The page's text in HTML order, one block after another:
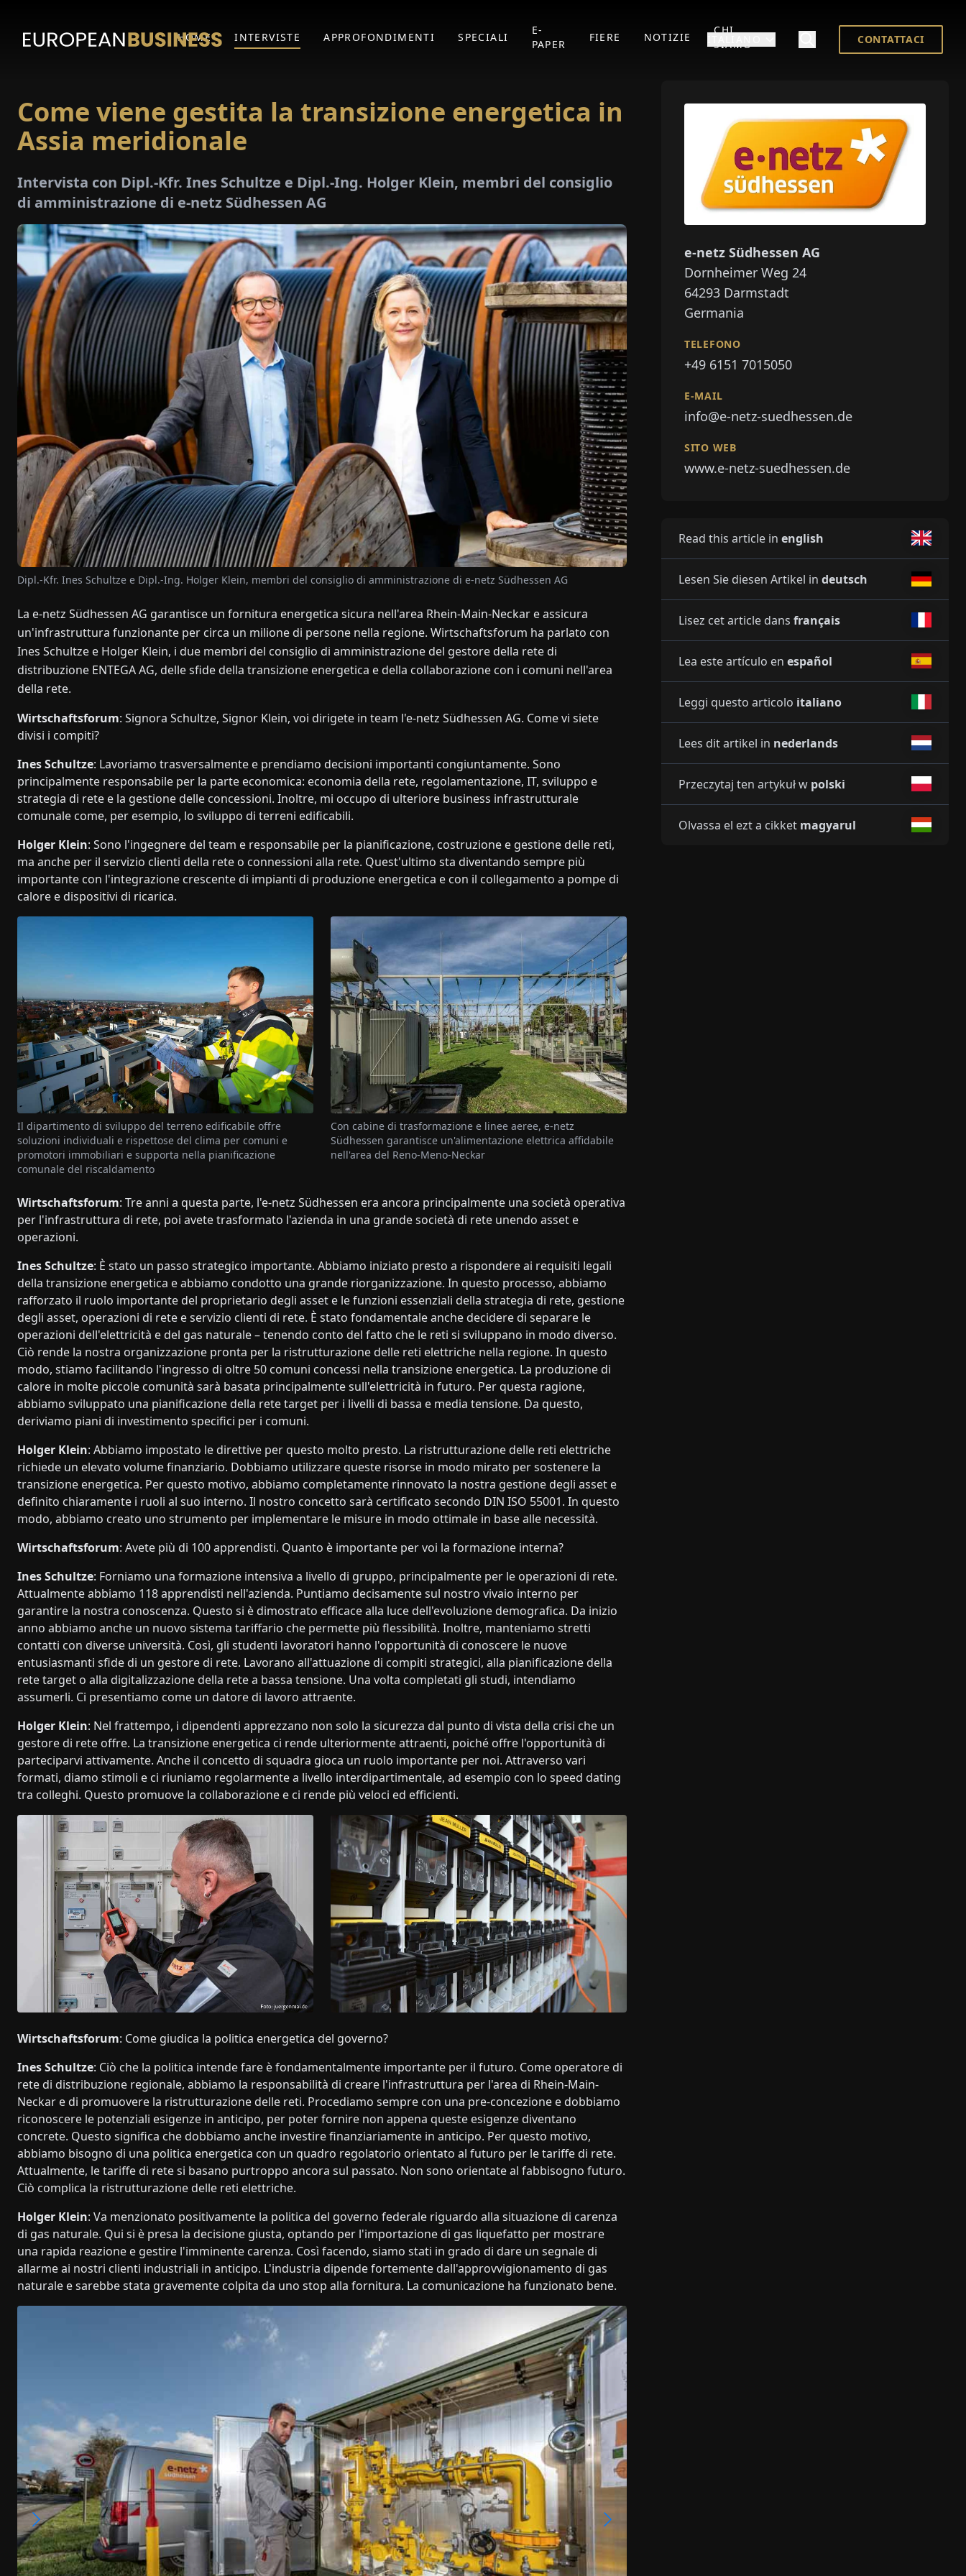
HOME INTERVISTE APPROFONDIMENTI SPECIALI
E-
PAPER
FIERE NOTIZIE
CHI
SIAMO
CONTATTACI
Come viene gestita la transizione energetica in
Assia meridionale
Intervista con Dipl.-Kfr. Ines Schultze e Dipl.-Ing. Holger Klein, membri del consiglio
di amministrazione di e-netz Südhessen AG
Dipl.-Kfr. Ines Schultze e Dipl.-Ing. Holger Klein, membri del consiglio di amministrazione di e-netz Südhessen AG
La e-netz Südhessen AG garantisce un fornitura energetica sicura nell'area Rhein-Main-Neckar e assicura
un'infrastruttura funzionante per circa un milione di persone nella regione. Wirtschaftsforum ha parlato con
Ines Schultze e Holger Klein, i due membri del consiglio di amministrazione del gestore della rete di
distribuzione ENTEGA AG, delle sfide della transizione energetica e della collaborazione con i comuni nell'area
della rete.
Wirtschaftsforum: Signora Schultze, Signor Klein, voi dirigete in team l'e-netz Südhessen AG. Come vi siete
divisi i compiti?
Ines Schultze: Lavoriamo trasversalmente e prendiamo decisioni importanti congiuntamente. Sono
principalmente responsabile per la parte economica: economia della rete, regolamentazione, IT, sviluppo e
strategia di rete e la gestione delle concessioni. Inoltre, mi occupo di ulteriore business infrastrutturale
comunale come, per esempio, lo sviluppo di terreni edificabili.
Holger Klein: Sono l'ingegnere del team e responsabile per la pianificazione, costruzione e gestione delle reti,
ma anche per il servizio clienti della rete o connessioni alla rete. Quest'ultimo sta diventando sempre più
importante con l'integrazione crescente di impianti di produzione energetica e con il collegamento a pompe di
calore e dispositivi di ricarica.
Il dipartimento di sviluppo del terreno edificabile offre
soluzioni individuali e rispettose del clima per comuni e
promotori immobiliari e supporta nella pianificazione
comunale del riscaldamento
Con cabine di trasformazione e linee aeree, e-netz
Südhessen garantisce un'alimentazione elettrica affidabile
nell'area del Reno-Meno-Neckar
Wirtschaftsforum: Tre anni a questa parte, l'e-netz Südhessen era ancora principalmente una società operativa
per l'infrastruttura di rete, poi avete trasformato l'azienda in una grande società di rete unendo asset e
operazioni.
Ines Schultze: È stato un passo strategico importante. Abbiamo iniziato presto a rispondere ai requisiti legali
della transizione energetica e abbiamo condotto una grande riorganizzazione. In questo processo, abbiamo
rafforzato il ruolo importante del proprietario degli asset e le funzioni essenziali della strategia di rete, gestione
degli asset, operazioni di rete e servizio clienti di rete. È stato fondamentale anche decidere di separare le
operazioni dell'elettricità e del gas naturale – tenendo conto del fatto che le reti si sviluppano in modo diverso.
Ciò rende la nostra organizzazione pronta per la ristrutturazione delle reti elettriche nella regione. In questo
modo, stiamo facilitando l'ingresso di oltre 50 comuni concessi nella transizione energetica. La produzione di
calore in molte piccole comunità sarà basata principalmente sull'elettricità in futuro. Per questa ragione,
abbiamo sviluppato una pianificazione della rete target per i livelli di bassa e media tensione. Da questo,
deriviamo piani di investimento specifici per i comuni.
Holger Klein: Abbiamo impostato le direttive per questo molto presto. La ristrutturazione delle reti elettriche
richiede un elevato volume finanziario. Dobbiamo utilizzare queste risorse in modo mirato per sostenere la
transizione energetica. Per questo motivo, abbiamo completamente rinnovato la nostra gestione degli asset e
definito chiaramente i ruoli al suo interno. Il nostro concetto sarà certificato secondo DIN ISO 55001. In questo
modo, abbiamo creato uno strumento per implementare le misure in modo ottimale in base alle necessità.
Wirtschaftsforum: Avete più di 100 apprendisti. Quanto è importante per voi la formazione interna?
Ines Schultze: Forniamo una formazione intensiva a livello di gruppo, principalmente per le operazioni di rete.
Attualmente abbiamo 118 apprendisti nell'azienda. Puntiamo decisamente sul nostro vivaio interno per
garantire la nostra conoscenza. Questo si è dimostrato efficace alla luce dell'evoluzione demografica. Da inizio
anno abbiamo anche un nuovo sistema tariffario che permette più flessibilità. Inoltre, manteniamo stretti
contatti con diverse università. Così, gli studenti lavoratori hanno l'opportunità di conoscere le nuove
entusiasmanti sfide di un gestore di rete. Lavorano all'attuazione di compiti strategici, alla pianificazione della
rete target o alla digitalizzazione della rete a bassa tensione. Una volta completati gli studi, intendiamo
assumerli. Ci presentiamo come un datore di lavoro attraente.
Holger Klein: Nel frattempo, i dipendenti apprezzano non solo la sicurezza dal punto di vista della crisi che un
gestore di rete offre. La transizione energetica ci rende ulteriormente attraenti, poiché offre l'opportunità di
parteciparvi attivamente. Anche il concetto di squadra gioca un ruolo importante per noi. Attraverso vari
formati, diamo stimoli e ci riuniamo regolarmente a livello interdipartimentale, ad esempio con lo speed dating
tra colleghi. Questo promuove la collaborazione e ci rende più veloci ed efficienti.
Wirtschaftsforum: Come giudica la politica energetica del governo?
Ines Schultze: Ciò che la politica intende fare è fondamentalmente importante per il futuro. Come operatore di
rete di distribuzione regionale, abbiamo la responsabilità di creare l'infrastruttura per l'area di Rhein-Main-
Neckar e di promuovere la ristrutturazione delle reti. Procediamo sempre con una pre-concezione e dobbiamo
riconoscere le potenziali esigenze in anticipo, per poter fornire non appena queste esigenze diventano
concrete. Questo significa che dobbiamo anche investire finanziariamente in anticipo. Per questo motivo,
abbiamo bisogno di una politica energetica con un quadro regolatorio orientato al futuro per le tariffe di rete.
Attualmente, le tariffe di rete si basano purtroppo ancora sul passato. Non sono orientate al fabbisogno futuro.
Ciò complica la ristrutturazione delle reti elettriche.
Holger Klein: Va menzionato positivamente la politica del governo federale riguardo alla situazione di carenza
di gas naturale. Qui si è presa la decisione giusta, optando per l'importazione di gas liquefatto per mostrare
una rapida reazione e gestire l'imminente carenza. Così facendo, siamo stati in grado di dare un segnale di
allarme ai nostri clienti industriali in anticipo. L'industria dipende fortemente dall'approvvigionamento di gas
naturale e sarebbe stata gravemente colpita da uno stop alla fornitura. La comunicazione ha funzionato bene.
e-netz Südhessen AG
Dornheimer Weg 24
64293 Darmstadt
Germania
TELEFONO
+49 6151 7015050
E-MAIL
info@e-netz-suedhessen.de
SITO WEB
www.e-netz-suedhessen.de
Read this article in english
Lesen Sie diesen Artikel in deutsch
Lisez cet article dans français
Lea este artículo en español
Leggi questo articolo italiano
Lees dit artikel in nederlands
Przeczytaj ten artykuł w polski
Olvassa el ezt a cikket magyarul